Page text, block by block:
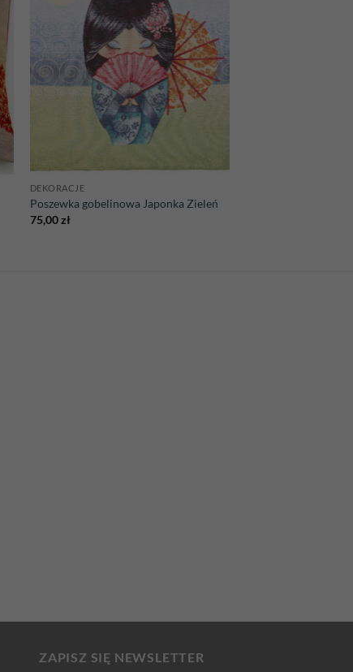
DEKORACJE
Poszewka gobelinowa Japonka Zieleń
75,00zł
ZAPISZ SIĘ NEWSLETTER